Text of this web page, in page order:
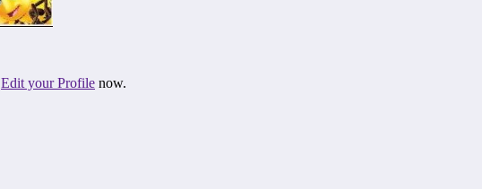
Edit your Profile now.